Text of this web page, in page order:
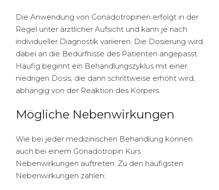
Die Anwendung von Gonadotropinen erfolgt in der
Regel unter ärztlicher Aufsicht und kann je nach
individueller Diagnostik variieren. Die Dosierung wird
dabei an die Bedürfnisse des Patienten angepasst.
Häufig beginnt ein Behandlungszyklus mit einer
niedrigen Dosis, die dann schrittweise erhöht wird,
abhängig von der Reaktion des Körpers.
Mögliche Nebenwirkungen
Wie bei jeder medizinischen Behandlung können
auch bei einem Gonadotropin Kurs
Nebenwirkungen auftreten. Zu den häufigsten
Nebenwirkungen zählen: